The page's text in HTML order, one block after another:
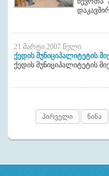
ხელი მოაწერეს
21 მარტი 2007 წელი
ქედის მუნიციპალიტეტის
ქედის მუნიციპალიტეტის
პირველი წინა